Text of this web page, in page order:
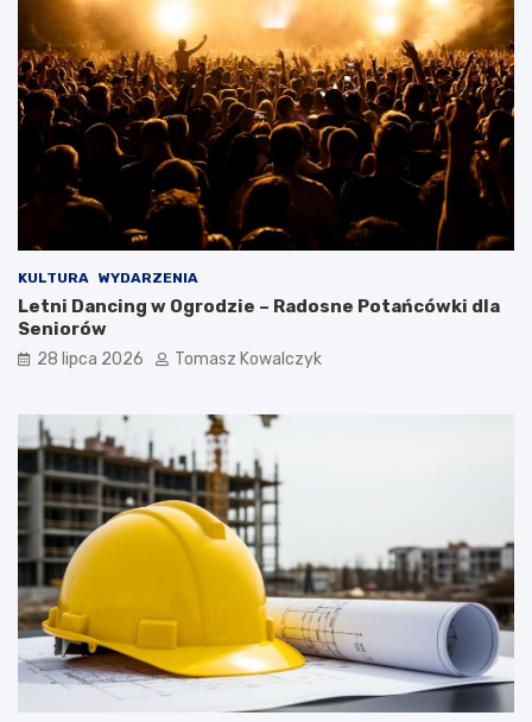
KULTURA WYDARZENIA
Letni Dancing w Ogrodzie – Radosne Potańcówki dla
Seniorów
28 lipca 2026 Tomasz Kowalczyk